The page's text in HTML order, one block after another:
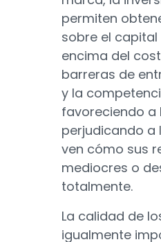
permiten
sobre el
encima del
barreras de
y la
favoreciendo a
perjudicando a
ven cómo sus
mediocres o
totalmente.
La calidad de
igualmente